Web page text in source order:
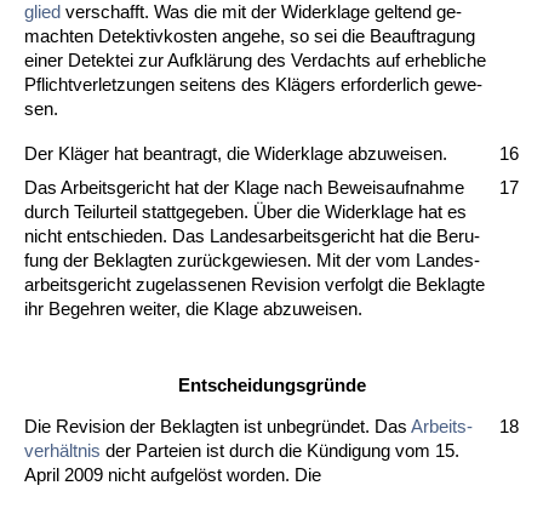
glied ver­schafft. Was die mit der Wi­der­kla­ge gel­tend ge­
mach­ten De­tek­tiv­kos­ten an­ge­he, so sei die Be­auf­tra­gung
ei­ner De­tek­tei zur Aufklärung des Ver­dachts auf er­heb­li­che
Pflicht­ver­let­zun­gen sei­tens des Klägers er­for­der­lich ge­we­
sen.
Der Kläger hat be­an­tragt, die Wi­der­kla­ge ab­zu­wei­sen.
16
Das Ar­beits­ge­richt hat der Kla­ge nach Be­weis­auf­nah­me
durch Teil­ur­teil statt­ge­ge­ben. Über die Wi­der­kla­ge hat es
nicht ent­schie­den. Das Lan­de­sar­beits­ge­richt hat die Be­ru­
fung der Be­klag­ten zurück­ge­wie­sen. Mit der vom Lan­des­
ar­beits­ge­richt zu­ge­las­se­nen Re­vi­si­on ver­folgt die Be­klag­te
ihr Be­geh­ren wei­ter, die Kla­ge ab­zu­wei­sen.
17
Ent­schei­dungs­gründe
Die Re­vi­si­on der Be­klag­ten ist un­be­gründet. Das Ar­beits­
verhält­nis der Par­tei­en ist durch die Kündi­gung vom 15.
April 2009 nicht auf­gelöst wor­den. Die
18